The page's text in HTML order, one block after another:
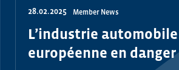
28.02.2025 Member News
L’industrie automobile
européenne en danger